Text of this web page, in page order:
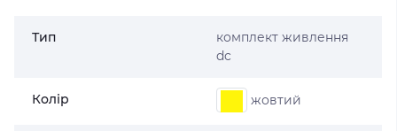
Тип
комплект живлення
dc
Колір жовтий